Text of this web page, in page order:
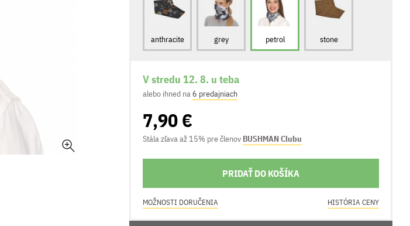
anthracite grey petrol stone
V stredu 12. 8. u teba
alebo ihned na6 predajniach
7,90 €
Stála zľava až 15% pre členov BUSHMAN Clubu
PRIDAŤ DO KOŠÍKA
MOŽNOSTI DORUČENIA HISTÓRIA CENY